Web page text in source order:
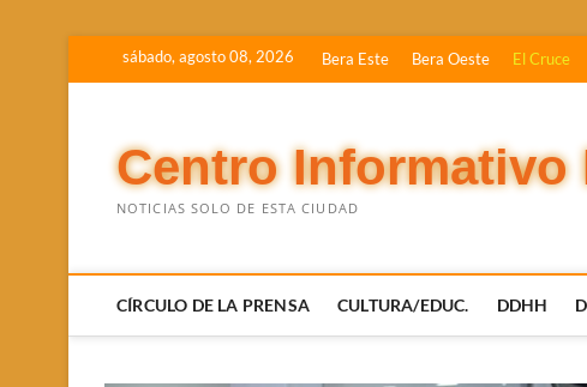
sábado, agosto 08, 2026 Bera Este Bera Oeste El Cruce
Centro Informativo
NOTICIAS SOLO DE ESTA CIUDAD
CÍRCULO DE LA PRENSA CULTURA/EDUC. DDHH